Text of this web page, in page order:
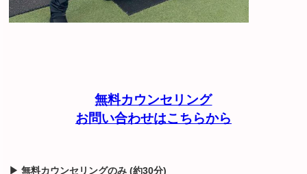
無料カウンセリング
お問い合わせはこちらから
▶ 無料カウンセリングのみ (約30分)